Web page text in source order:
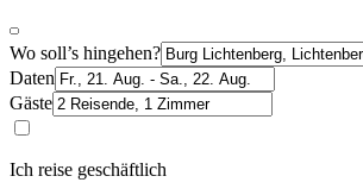
Wo soll’s hingehen?
Daten
Gäste
Ich reise geschäftlich